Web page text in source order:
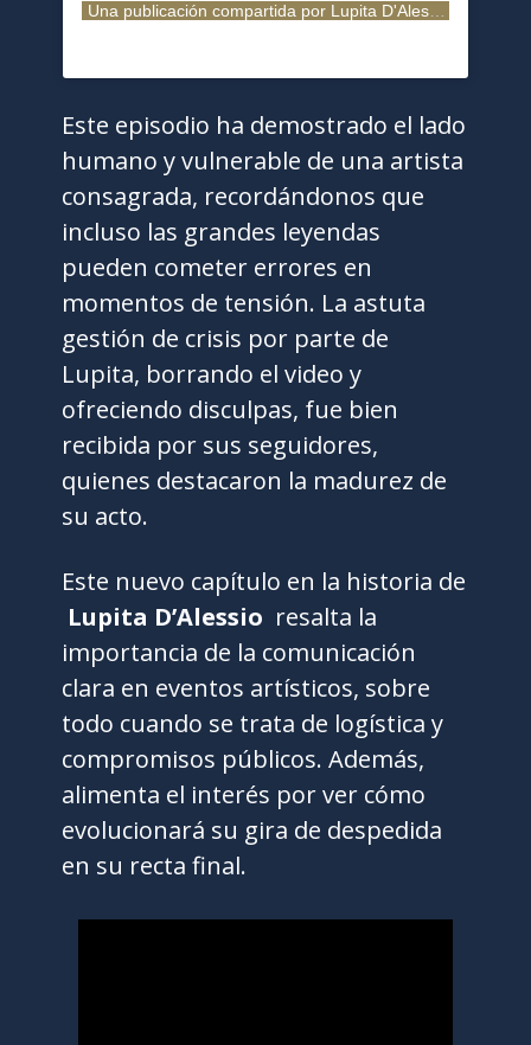
Una publicación compartida por Lupita D'Alessio (@soylupitadalessio)
Este episodio ha demostrado el lado
humano y vulnerable de una artista
consagrada, recordándonos que
incluso las grandes leyendas
pueden cometer errores en
momentos de tensión. La astuta
gestión de crisis por parte de
Lupita, borrando el video y
ofreciendo disculpas, fue bien
recibida por sus seguidores,
quienes destacaron la madurez de
su acto.
Este nuevo capítulo en la historia de
Lupita D’Alessio resalta la
importancia de la comunicación
clara en eventos artísticos, sobre
todo cuando se trata de logística y
compromisos públicos. Además,
alimenta el interés por ver cómo
evolucionará su gira de despedida
en su recta final.